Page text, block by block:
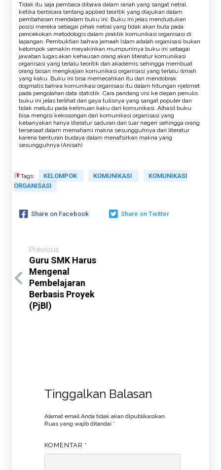
Tidak itu saja pembaca dibawa dalam ranah yang sangat netral
ketika berbicara tentang applied teoritik yang diajukan dalam
pembahasan mendalam buku ini. Buku ini jelas mendudukan
posisi mereka sebagai pihak netral yang tidak akan buta pada
pencekokan metodologis dalam praktik komunikasi organisasi di
lapangan. Pembuktian bahwa jamaah Islam adalah organisasi bukan
kelompok semakin meyakinkan mumpuninya buku ini sebagai
jawaban lugas akan kehausan orang akan literatur komunikasi
organisasi yang terlalu teoritik dan akademis sehingga membuat
orang bosan mengkajian komunikasi organisasi yang terlalu ilmiah
yang kaku. Buku ini bisa memecahkan itu dan mendobrak
dogmatis bahwa komunikasi organisasi itu dalam hitungan njelimet
pada pengolahan data statistik. Cara pandang visi ke depan penulis
buku ini jelas terlihat dari gaya tulisnya yang sangat populer dan
tidak melulu pada keilmuan kaku dari komunikasi. Alhasil buku
bisa mengisi kekosongan dari komunikasi organisasi yang
kebanyakan hanya literatur saduran dari luar negeri sehingga orang
tersesaat dalam memahami makna sesungguhnya dari literatur
karena benturan budaya dalam menafsirkan makna yang
sesungguhnya (Anisah)
Tags: KELOMPOK KOMUNIKASI
KOMUNIKASI
ORGANISASI
Share on Facebook Share on Twitter
Previous
Guru SMK Harus
Mengenal
Pembelajaran
Berbasis Proyek
(PjBl)
Tinggalkan Balasan
Alamat email Anda tidak akan dipublikasikan.
Ruas yang wajib ditandai *
KOMENTAR *